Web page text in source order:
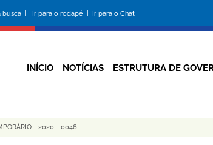
busca | Ir para o rodapé | Ir para o Chat
da
INÍCIO NOTÍCIAS ESTRUTURA DE
- 2020 - 0046